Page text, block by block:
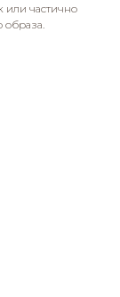
или частично
образа.